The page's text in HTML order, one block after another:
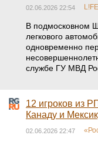
02.06.2026 22:54
В подмосковном
легкового
одновременно
службе ГУ МВД
12 игроков из
Канаду и
02.06.2026 22:47